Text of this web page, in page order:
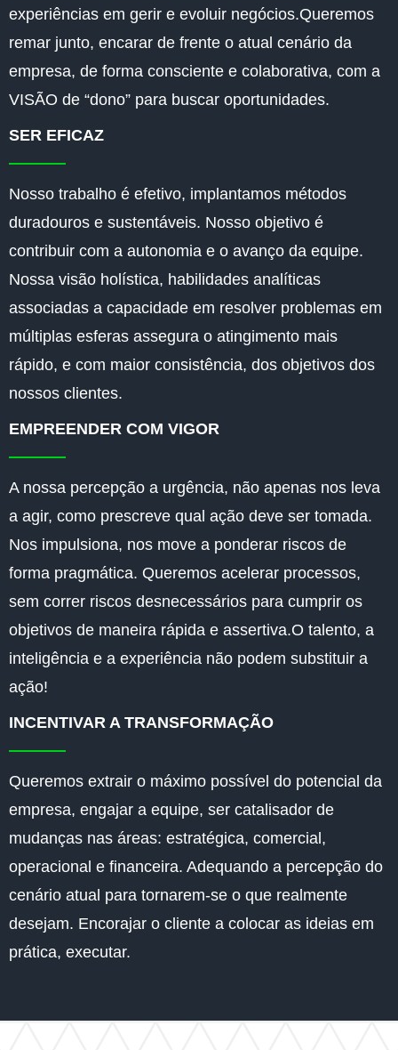
experiências em gerir e evoluir negócios.Queremos
remar junto, encarar de frente o atual cenário da
empresa, de forma consciente e colaborativa, com a
VISÃO de “dono” para buscar oportunidades.
SER EFICAZ
Nosso trabalho é efetivo, implantamos métodos
duradouros e sustentáveis. Nosso objetivo é
contribuir com a autonomia e o avanço da equipe.
Nossa visão holística, habilidades analíticas
associadas a capacidade em resolver problemas em
múltiplas esferas assegura o atingimento mais
rápido, e com maior consistência, dos objetivos dos
nossos clientes.
EMPREENDER COM VIGOR
A nossa percepção a urgência, não apenas nos leva
a agir, como prescreve qual ação deve ser tomada.
Nos impulsiona, nos move a ponderar riscos de
forma pragmática. Queremos acelerar processos,
sem correr riscos desnecessários para cumprir os
objetivos de maneira rápida e assertiva.O talento, a
inteligência e a experiência não podem substituir a
ação!
INCENTIVAR A TRANSFORMAÇÃO
Queremos extrair o máximo possível do potencial da
empresa, engajar a equipe, ser catalisador de
mudanças nas áreas: estratégica, comercial,
operacional e financeira. Adequando a percepção do
cenário atual para tornarem-se o que realmente
desejam. Encorajar o cliente a colocar as ideias em
prática, executar.